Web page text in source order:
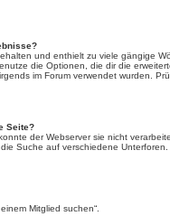
und enthielt zu viele gängige
die Optionen, die dir die
im Forum verwendet wurden.
Seite?
der Webserver sie nicht
Suche auf verschiedene Unterforen.
Mitglied suchen“.